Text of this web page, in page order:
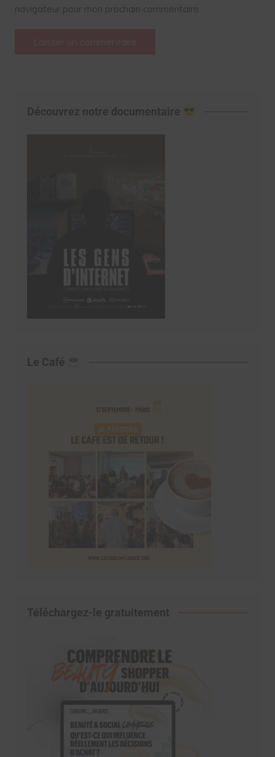
navigateur pour mon prochain commentaire.
Découvrez notre documentaire
Le Café
Téléchargez-le gratuitement